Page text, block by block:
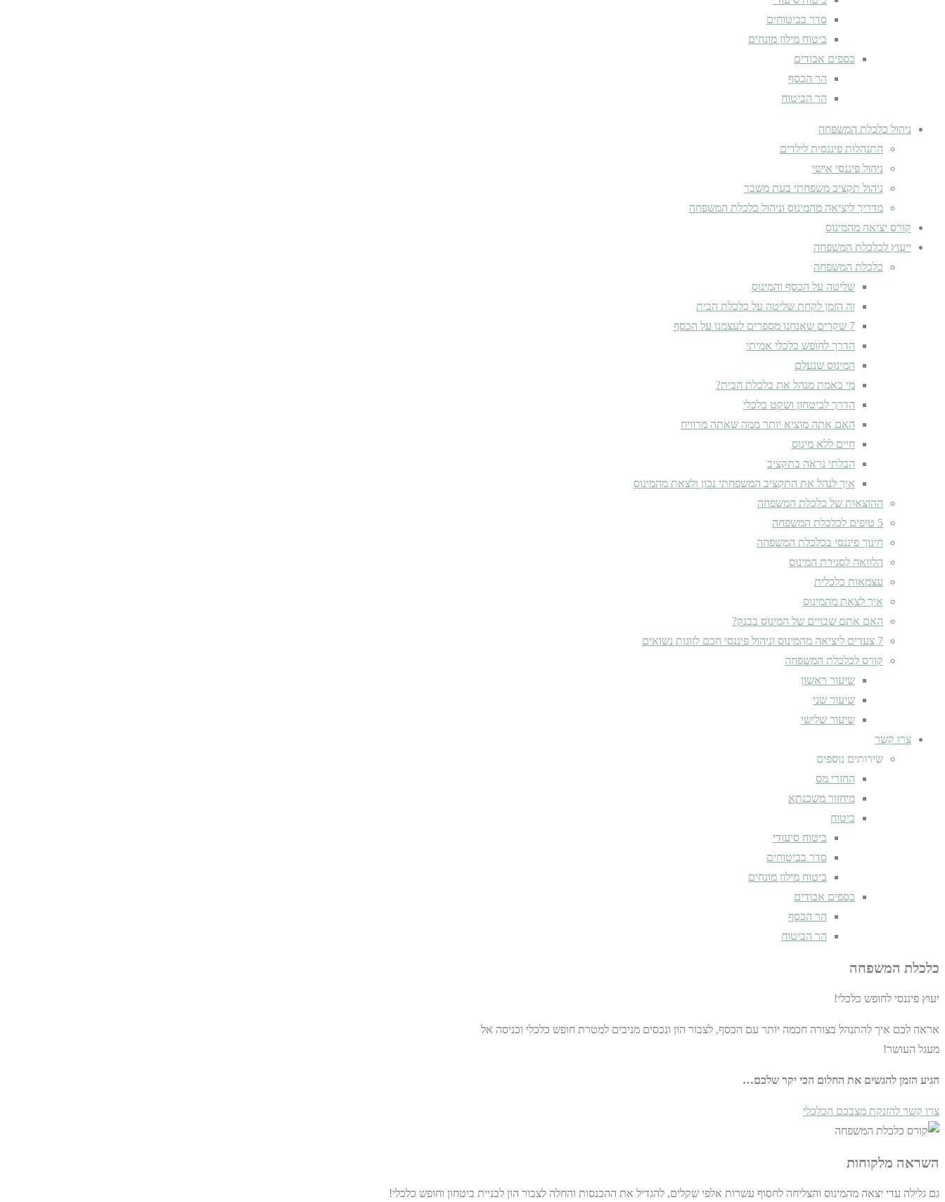
סדר בביטוחים
ביטוח מילון מונחים
כספים אבודים
הר הכסף
הר הביטוח
ניהול כלכלת המשפחה
התנהלות פיננסית לילדים
ניהול פיננסי אישי
ניהול תקציב משפחתי בעת משבר
מדריך ליציאה מהמינוס וניהול כלכלת המשפחה
קורס יציאה מהמינוס
ייעוץ לכלכלת המשפחה
כלכלת המשפחה
שליטה על הכסף והמינוס
זה הזמן לקחת שליטה על כלכלת הבית
7 שקרים שאנחנו מספרים לעצמנו על הכסף
הדרך לחופש כלכלי אמיתי
המינוס שנעלם
מי באמת מנהל את כלכלת הבית?
הדרך לביטחון ושקט כלכלי
האם אתה מוציא יותר ממה שאתה מרוויח
חיים ללא מינוס
הבלתי נראה בתקציב
איך לנהל את התקציב המשפחתי נכון ולצאת מהמינוס
ההוצאות של כלכלת המשפחה
5 טיפים לכלכלת המשפחה
חינוך פיננסי בכלכלת המשפחה
הלוואה לסגירת המינוס
עצמאות כלכלית
איך לצאת מהמינוס
האם אתם שבויים של המינוס בבנק?
7 צעדים ליציאה מהמינוס וניהול פיננסי חכם לזוגות נשואים
קורס לכלכלת המשפחה
שיעור ראשון
שיעור שני
שיעור שלישי
צרו קשר
שירותים נוספים
החזרי מס
מיחזור משכנתא
ביטוח
ביטוח סיעודי
סדר בביטוחים
ביטוח מילון מונחים
כספים אבודים
הר הכסף
הר הביטוח
כלכלת המשפחה
יעוץ פיננסי לחופש כלכלי!
אראה לכם איך להתנהל בצורה חכמה יותר עם הכסף, לצבור הון ונכסים מניבים למטרת חופש כלכלי וכניסה אל
מעגל העושר!
הגיע הזמן להגשים את החלום הכי יקר שלכם…
צרו קשר להזנקת מצבכם הכלכלי
השראה מלקוחות
גם גלילה עדי יצאה מהמינוס והצליחה לחסוף עשרות אלפי שקלים, להגדיל את ההכנסות והחלה לצבור הון לבניית ביטחון וחופש כלכלי!